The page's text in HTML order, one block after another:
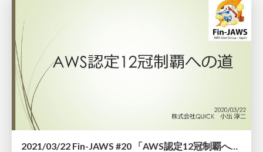
2021/03/22 Fin-JAWS #20 「AWS認定12冠制覇への道」